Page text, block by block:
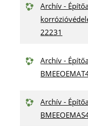
Archív -
22231
Archív -
Archív -